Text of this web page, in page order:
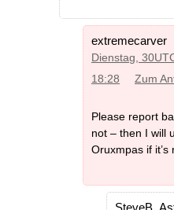
extremecarver
Dienstag,
18:28
Zum
Please report
not – then I will
Oruxmpas if it’s